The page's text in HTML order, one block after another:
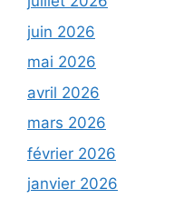
juin 2026
mai 2026
avril 2026
mars 2026
février 2026
janvier 2026